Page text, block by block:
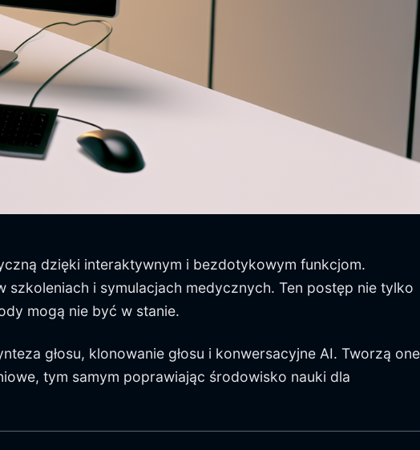
dzięki interaktywnym i bezdotykowym funkcjom.
i symulacjach medycznych. Ten postęp nie tylko
mogą nie być w stanie.
głosu, klonowanie głosu i konwersacyjne AI. Tworzą one
tym samym poprawiając środowisko nauki dla